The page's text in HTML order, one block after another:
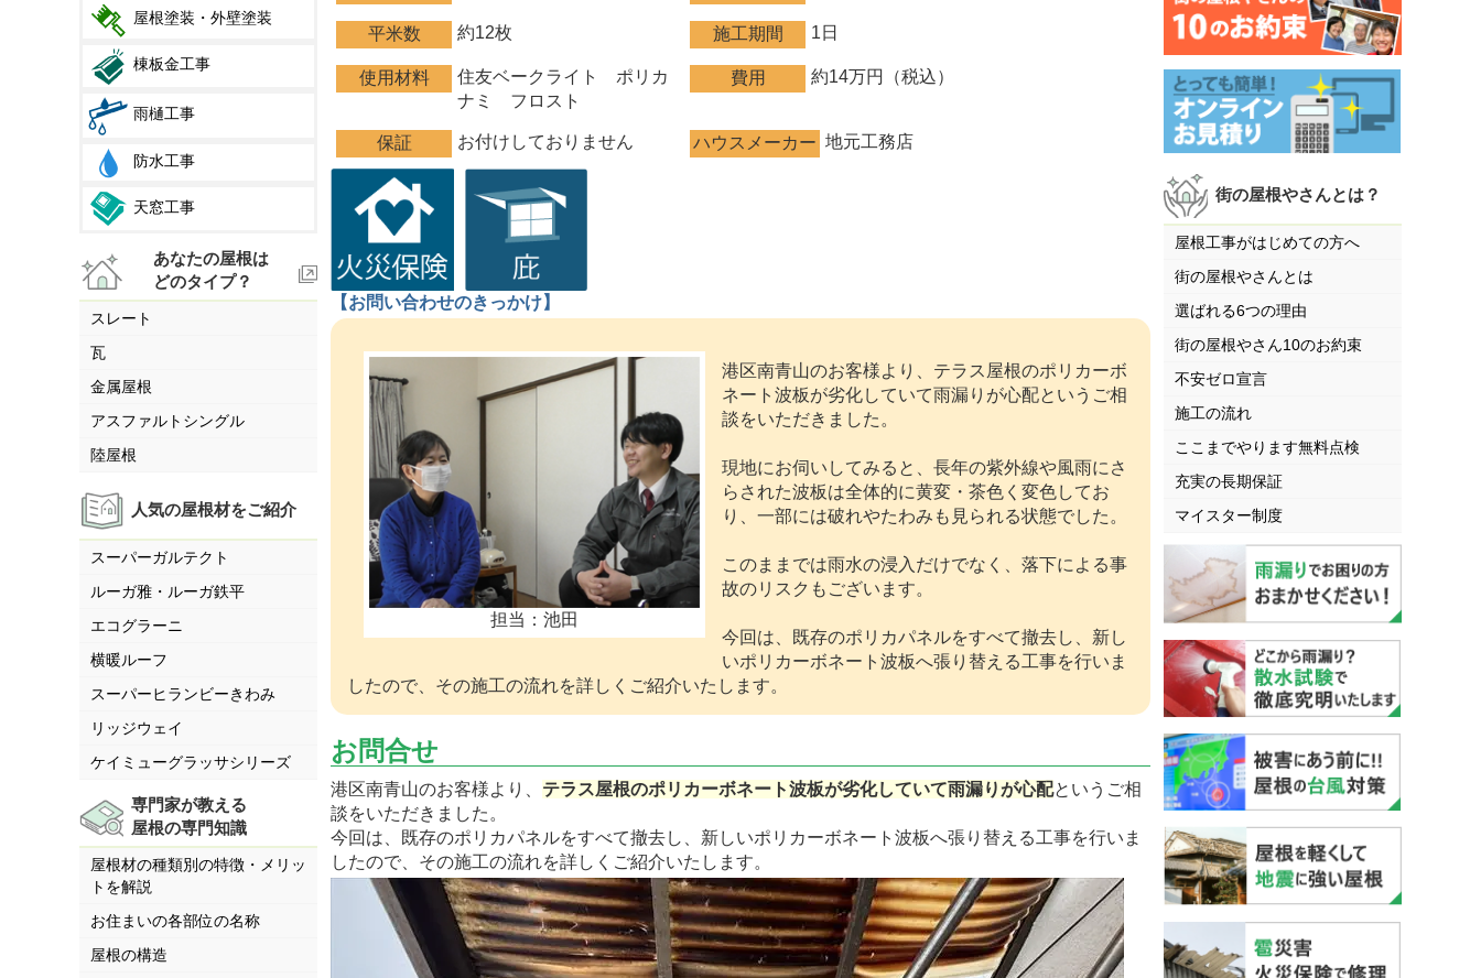
屋根塗装・外壁塗装
棟板金工事
雨樋工事
防水工事
天窓工事
あなたの屋根は
どのタイプ？
スレート
瓦
金属屋根
アスファルトシングル
陸屋根
人気の屋根材をご紹介
スーパーガルテクト
ルーガ雅・ルーガ鉄平
エコグラーニ
横暖ルーフ
スーパーヒランビーきわみ
リッジウェイ
ケイミューグラッサシリーズ
専門家が教える
屋根の専門知識
屋根材の種類別の特徴・メリッ
トを解説
お住まいの各部位の名称
屋根の構造
平米数 約12枚 施工期間 1日
使用材料
住友ベークライト ポリカ
ナミ フロスト
費用 約14万円（税込）
保証 お付けしておりません ハウスメーカー 地元工務店
【お問い合わせのきっかけ】
担当：池田
港区南青山のお客様より、テラス屋根のポリカーボ
ネート波板が劣化していて雨漏りが心配というご相
談をいただきました。
現地にお伺いしてみると、長年の紫外線や風雨にさ
らされた波板は全体的に黄変・茶色く変色してお
り、一部には破れやたわみも見られる状態でした。
このままでは雨水の浸入だけでなく、落下による事
故のリスクもございます。
今回は、既存のポリカパネルをすべて撤去し、新し
いポリカーボネート波板へ張り替える工事を行いま
したので、その施工の流れを詳しくご紹介いたします。
お問合せ
港区南青山のお客様より、 テラス屋根のポリカーボネート波板が劣化していて雨漏りが心配というご相
談をいただきました。
今回は、既存のポリカパネルをすべて撤去し、新しいポリカーボネート波板へ張り替える工事を行いま
したので、その施工の流れを詳しくご紹介いたします。
街の屋根やさんとは？
屋根工事がはじめての方へ
街の屋根やさんとは
選ばれる6つの理由
街の屋根やさん10のお約束
不安ゼロ宣言
施工の流れ
ここまでやります無料点検
充実の長期保証
マイスター制度